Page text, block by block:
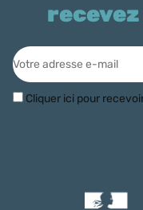
Cliquer ici pour